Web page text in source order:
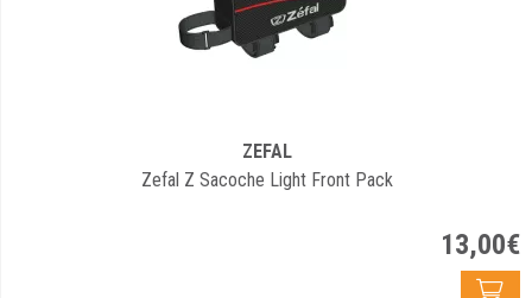
ZEFAL
Zefal Z Sacoche Light Front Pack
13,00€